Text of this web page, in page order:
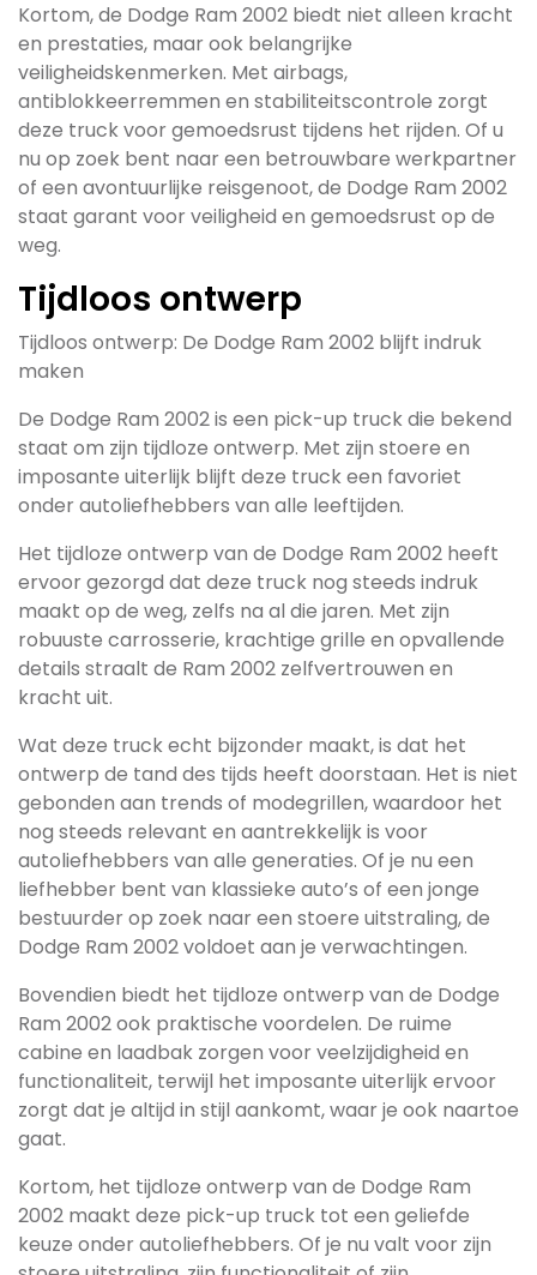
Kortom, de Dodge Ram 2002 biedt niet alleen kracht
en prestaties, maar ook belangrijke
veiligheidskenmerken. Met airbags,
antiblokkeerremmen en stabiliteitscontrole zorgt
deze truck voor gemoedsrust tijdens het rijden. Of u
nu op zoek bent naar een betrouwbare werkpartner
of een avontuurlijke reisgenoot, de Dodge Ram 2002
staat garant voor veiligheid en gemoedsrust op de
weg.
Tijdloos ontwerp
Tijdloos ontwerp: De Dodge Ram 2002 blijft indruk
maken
De Dodge Ram 2002 is een pick-up truck die bekend
staat om zijn tijdloze ontwerp. Met zijn stoere en
imposante uiterlijk blijft deze truck een favoriet
onder autoliefhebbers van alle leeftijden.
Het tijdloze ontwerp van de Dodge Ram 2002 heeft
ervoor gezorgd dat deze truck nog steeds indruk
maakt op de weg, zelfs na al die jaren. Met zijn
robuuste carrosserie, krachtige grille en opvallende
details straalt de Ram 2002 zelfvertrouwen en
kracht uit.
Wat deze truck echt bijzonder maakt, is dat het
ontwerp de tand des tijds heeft doorstaan. Het is niet
gebonden aan trends of modegrillen, waardoor het
nog steeds relevant en aantrekkelijk is voor
autoliefhebbers van alle generaties. Of je nu een
liefhebber bent van klassieke auto’s of een jonge
bestuurder op zoek naar een stoere uitstraling, de
Dodge Ram 2002 voldoet aan je verwachtingen.
Bovendien biedt het tijdloze ontwerp van de Dodge
Ram 2002 ook praktische voordelen. De ruime
cabine en laadbak zorgen voor veelzijdigheid en
functionaliteit, terwijl het imposante uiterlijk ervoor
zorgt dat je altijd in stijl aankomt, waar je ook naartoe
gaat.
Kortom, het tijdloze ontwerp van de Dodge Ram
2002 maakt deze pick-up truck tot een geliefde
keuze onder autoliefhebbers. Of je nu valt voor zijn